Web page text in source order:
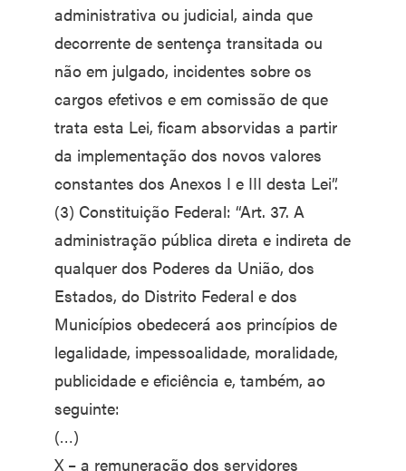
administrativa ou judicial, ainda que
decorrente de sentença transitada ou
não em julgado, incidentes sobre os
cargos efetivos e em comissão de que
trata esta Lei, ficam absorvidas a partir
da implementação dos novos valores
constantes dos Anexos I e III desta Lei”.
(3) Constituição Federal: “Art. 37. A
administração pública direta e indireta de
qualquer dos Poderes da União, dos
Estados, do Distrito Federal e dos
Municípios obedecerá aos princípios de
legalidade, impessoalidade, moralidade,
publicidade e eficiência e, também, ao
seguinte:
(…)
X – a remuneração dos servidores